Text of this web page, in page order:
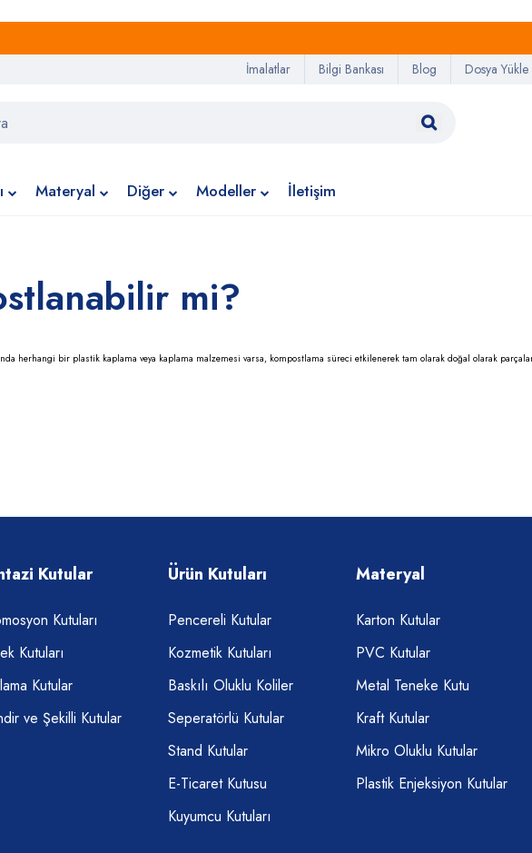
İmalatlar Bilgi Bankası Blog Dosya Yükle
Materyal Diğer Modeller İletişim
mi?
herhangi bir plastik kaplama veya kaplama malzemesi varsa, kompostlama süreci etkilenerek tam olarak doğal olarak
Kutular
Kutuları
Kutuları
Kutular
ve Şekilli Kutular
Ürün Kutuları
Pencereli Kutular
Kozmetik Kutuları
Baskılı Oluklu Koliler
Seperatörlü Kutular
Stand Kutular
E-Ticaret Kutusu
Kuyumcu Kutuları
Materyal
Karton Kutular
PVC Kutular
Metal Teneke Kutu
Kraft Kutular
Mikro Oluklu Kutular
Plastik Enjeksiyon Kutular